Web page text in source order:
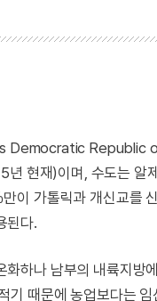
Democratic Republic
현재)이며, 수도는
이 가톨릭과 개신교를
된다.
하나 남부의 내륙지
기 때문에 농업보다는